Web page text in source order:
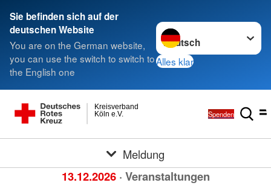
Sie befinden sich auf der
deutschen Website
You are on the German website,
you can use the switch to switch to
the English one
Sprache wechseln zu
Alles klar
Köln e.V.
Kreisverband
Spenden
Meldung
13.12.2026 · Veranstaltungen